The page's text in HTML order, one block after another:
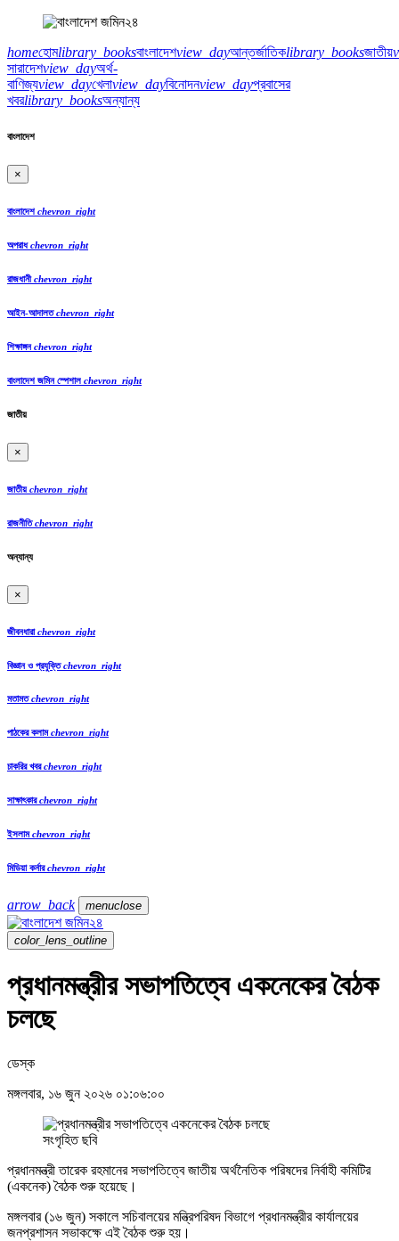
homeহোমlibrary_booksবাংলাদেশview_dayআন্তর্জাতিকlibrary_booksজাতীয়
সারাদেশview_dayঅর্থ-
বাণিজ্যview_dayখেলাview_dayবিনোদনview_dayপ্রবাসের
খবরlibrary_booksঅন্যান্য
বাংলাদেশ
×
বাংলাদেশ chevron_right
অপরাধchevron_right
রাজধানীchevron_right
আইন-আদালতchevron_right
শিক্ষাঙ্গনchevron_right
বাংলাদেশ জমিন স্পেশাল chevron_right
জাতীয়
×
জাতীয়chevron_right
রাজনীতিchevron_right
অন্যান্য
×
জীবনধারাchevron_right
বিজ্ঞান ও প্রযুক্তিchevron_right
মতামতchevron_right
পাঠকের কলামchevron_right
চাকরির খবরchevron_right
সাক্ষাৎকারchevron_right
ইসলামchevron_right
মিডিয়া কর্নারchevron_right
arrow_back menuclose
color_lens_outline
প্রধানমন্ত্রীর সভাপতিত্বে একনেকের বৈঠক
চলছে
ডেস্ক
মঙ্গলবার, ১৬ জুন ২০২৬ ০১:০৬:০০
সংগৃহিত ছবি
প্রধানমন্ত্রী তারেক রহমানের সভাপতিত্বে জাতীয় অর্থনৈতিক পরিষদের নির্বাহী কমিটির
(একনেক) বৈঠক শুরু হয়েছে।
মঙ্গলবার (১৬ জুন) সকালে সচিবালয়ের মন্ত্রিপরিষদ বিভাগে প্রধানমন্ত্রীর কার্যালয়ের
জনপ্রশাসন সভাকক্ষে এই বৈঠক শুরু হয়।